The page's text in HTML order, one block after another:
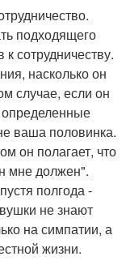
подходящего
сотрудничеству.
насколько он
случае, если он
определенные
ваша половинка.
он полагает, что
мне должен".
полгода -
не знают
на симпатии, а
жизни.